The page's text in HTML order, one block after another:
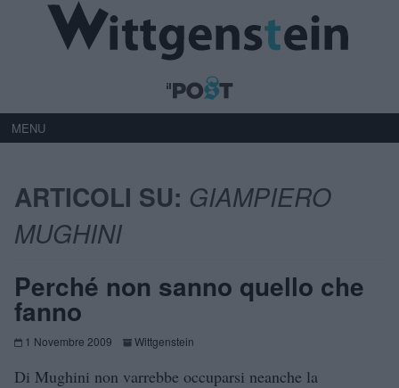
MENU
ARTICOLI SU: GIAMPIERO
MUGHINI
Perché non sanno quello che
fanno
1 Novembre 2009 Wittgenstein
Di Mughini non varrebbe occuparsi neanche la